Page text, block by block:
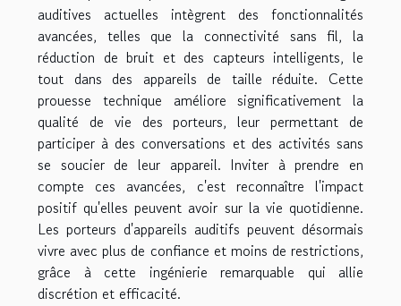
auditives actuelles intègrent des fonctionnalités
avancées, telles que la connectivité sans fil, la
réduction de bruit et des capteurs intelligents, le
tout dans des appareils de taille réduite. Cette
prouesse technique améliore significativement la
qualité de vie des porteurs, leur permettant de
participer à des conversations et des activités sans
se soucier de leur appareil. Inviter à prendre en
compte ces avancées, c'est reconnaître l'impact
positif qu'elles peuvent avoir sur la vie quotidienne.
Les porteurs d'appareils auditifs peuvent désormais
vivre avec plus de confiance et moins de restrictions,
grâce à cette ingénierie remarquable qui allie
discrétion et efficacité.